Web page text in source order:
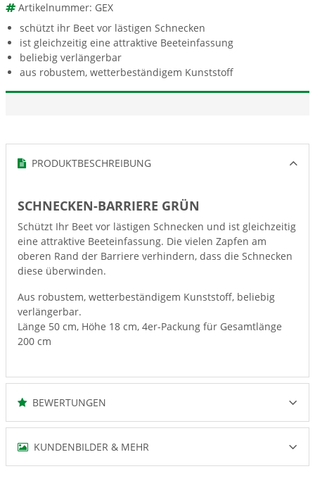
Artikelnummer: GEX
schützt ihr Beet vor lästigen Schnecken
ist gleichzeitig eine attraktive Beeteinfassung
beliebig verlängerbar
aus robustem, wetterbeständigem Kunststoff
PRODUKTBESCHREIBUNG
SCHNECKEN-BARRIERE GRÜN
Schützt Ihr Beet vor lästigen Schnecken und ist gleichzeitig
eine attraktive Beeteinfassung. Die vielen Zapfen am
oberen Rand der Barriere verhindern, dass die Schnecken
diese überwinden.
Aus robustem, wetterbeständigem Kunststoff, beliebig
verlängerbar.
Länge 50 cm, Höhe 18 cm, 4er-Packung für Gesamtlänge
200 cm
BEWERTUNGEN
KUNDENBILDER & MEHR